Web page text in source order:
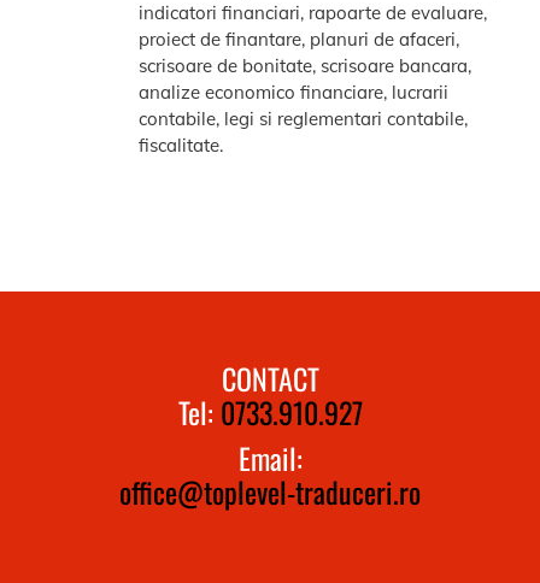
indicatori financiari, rapoarte de evaluare,
proiect de finantare, planuri de afaceri,
scrisoare de bonitate, scrisoare bancara,
analize economico financiare, lucrarii
contabile, legi si reglementari contabile,
fiscalitate.
CONTACT
Tel: 0733.910.927
Email:
office@toplevel-traduceri.ro